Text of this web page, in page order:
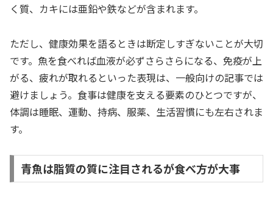
く質、カキには亜鉛や鉄などが含まれます。
ただし、健康効果を語るときは断定しすぎないことが大切
です。魚を食べれば血液が必ずさらさらになる、免疫が上
がる、疲れが取れるといった表現は、一般向けの記事では
避けましょう。食事は健康を支える要素のひとつですが、
体調は睡眠、運動、持病、服薬、生活習慣にも左右されま
す。
青魚は脂質の質に注目されるが食べ方が大事